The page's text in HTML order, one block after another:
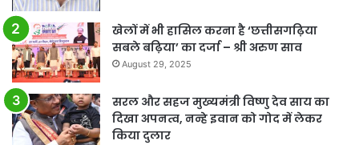
खेलों में भी हासिल करना है ‘छत्तीसगढ़िया
सबले बढ़िया’ का दर्जा – श्री अरुण साव
August 29, 2025
सरल और सहज मुख्यमंत्री विष्णु देव साय का
दिखा अपनत्व, नन्हे इवान को गोद में लेकर
किया दुलार